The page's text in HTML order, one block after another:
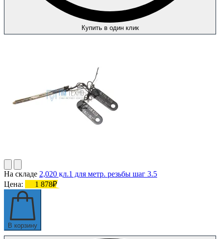
Купить в один клик
На складе 2,020 кл.1 для метр. резьбы шаг 3.5
Цена:
1 878₽
В корзину